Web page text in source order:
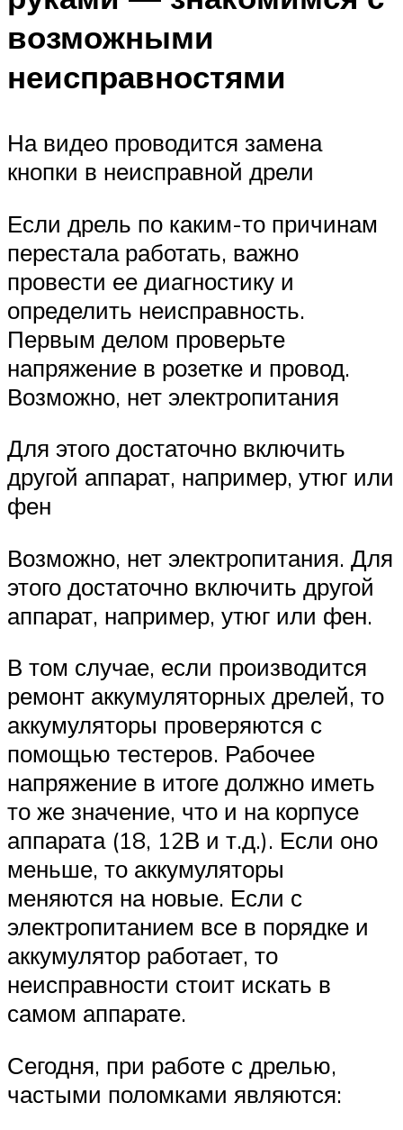
возможными
неисправностями
На видео проводится замена
кнопки в неисправной дрели
Если дрель по каким-то причинам
перестала работать, важно
провести ее диагностику и
определить неисправность.
Первым делом проверьте
напряжение в розетке и провод.
Возможно, нет электропитания
Для этого достаточно включить
другой аппарат, например, утюг или
фен
Возможно, нет электропитания. Для
этого достаточно включить другой
аппарат, например, утюг или фен.
В том случае, если производится
ремонт аккумуляторных дрелей, то
аккумуляторы проверяются с
помощью тестеров. Рабочее
напряжение в итоге должно иметь
то же значение, что и на корпусе
аппарата (18, 12В и т.д.). Если оно
меньше, то аккумуляторы
меняются на новые. Если с
электропитанием все в порядке и
аккумулятор работает, то
неисправности стоит искать в
самом аппарате.
Сегодня, при работе с дрелью,
частыми поломками являются: